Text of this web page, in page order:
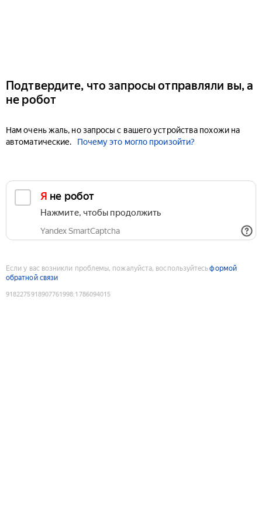
Подтвердите, что запросы отправляли вы, а
не робот
Нам очень жаль, но запросы с вашего устройства похожи на
автоматические.
Почему это могло произойти?
Я не робот
Нажмите, чтобы продолжить
Yandex SmartCaptcha
Если у вас возникли проблемы, пожалуйста, воспользуйтесьформой
обратной связи
9182275918907761998:1786094015